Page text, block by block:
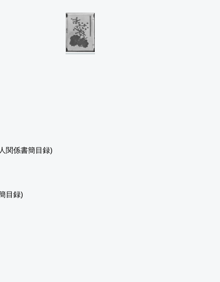
関係書簡目録)
目録)